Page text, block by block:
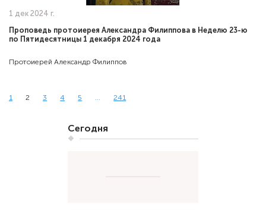
1 дек 2024 г.
Проповедь протоиерея Александра Филиппова в Неделю 23-ю
по Пятидесятницы 1 декабря 2024 года
Протоиерей Александр Филиппов
1 2 3 4 5 ... 241
Сегодня